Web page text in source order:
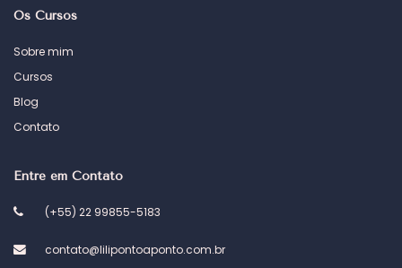
Os Cursos
Sobre mim
Cursos
Blog
Contato
Entre em Contato
(+55) 22 99855-5183
contato@lilipontoaponto.com.br